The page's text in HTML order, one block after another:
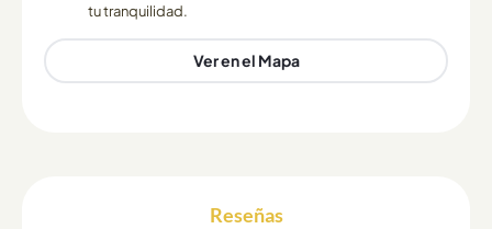
tu tranquilidad.
Ver en el Mapa
Reseñas